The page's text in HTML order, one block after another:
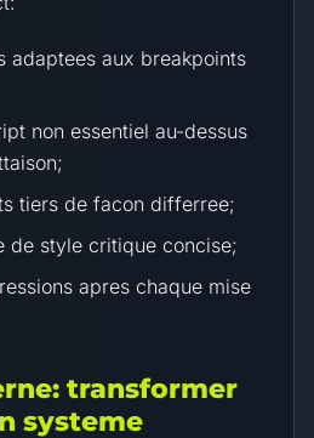
adaptees aux breakpoints
non essentiel au-dessus
tiers de facon differree;
de style critique concise;
apres chaque mise
transformer
systeme